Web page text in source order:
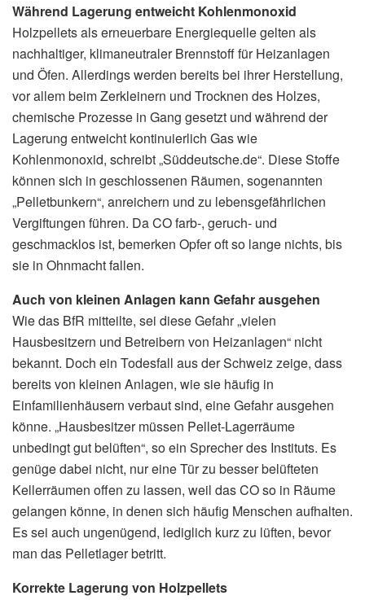
Während Lagerung entweicht Kohlenmonoxid
Holzpellets als erneuerbare Energiequelle gelten als
nachhaltiger, klimaneutraler Brennstoff für Heizanlagen
und Öfen. Allerdings werden bereits bei ihrer Herstellung,
vor allem beim Zerkleinern und Trocknen des Holzes,
chemische Prozesse in Gang gesetzt und während der
Lagerung entweicht kontinuierlich Gas wie
Kohlenmonoxid, schreibt „Süddeutsche.de“. Diese Stoffe
können sich in geschlossenen Räumen, sogenannten
„Pelletbunkern“, anreichern und zu lebensgefährlichen
Vergiftungen führen. Da CO farb-, geruch- und
geschmacklos ist, bemerken Opfer oft so lange nichts, bis
sie in Ohnmacht fallen.
Auch von kleinen Anlagen kann Gefahr ausgehen
Wie das BfR mitteilte, sei diese Gefahr „vielen
Hausbesitzern und Betreibern von Heizanlagen“ nicht
bekannt. Doch ein Todesfall aus der Schweiz zeige, dass
bereits von kleinen Anlagen, wie sie häufig in
Einfamilienhäusern verbaut sind, eine Gefahr ausgehen
könne. „Hausbesitzer müssen Pellet-Lagerräume
unbedingt gut belüften“, so ein Sprecher des Instituts. Es
genüge dabei nicht, nur eine Tür zu besser belüfteten
Kellerräumen offen zu lassen, weil das CO so in Räume
gelangen könne, in denen sich häufig Menschen aufhalten.
Es sei auch ungenügend, lediglich kurz zu lüften, bevor
man das Pelletlager betritt.
Korrekte Lagerung von Holzpellets